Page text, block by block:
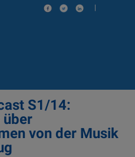
|
S1/14:
über
von der Musik